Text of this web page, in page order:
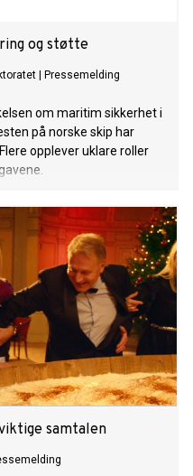
og støtte
Pressemelding
om maritim sikkerhet i
på norske skip har
opplever uklare roller
samtalen